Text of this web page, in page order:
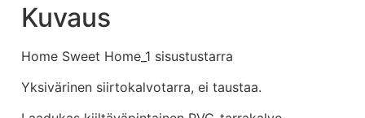
Kuvaus
Home Sweet Home_1 sisustustarra
Yksivärinen siirtokalvotarra, ei taustaa.